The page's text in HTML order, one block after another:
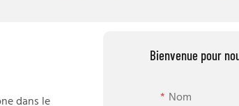
dans le
Bienvenue pour
Nom